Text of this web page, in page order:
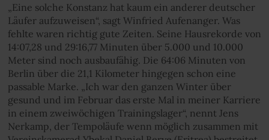
„Eine solche Konstanz hat kaum ein anderer deutscher
Läufer aufzuweisen“, sagt Winfried Aufenanger. Was
fehlte waren richtig gute Zeiten. Seine Hausrekorde von
14:07,28 und 29:16,77 Minuten über 5.000 und 10.000
Meter sind noch ausbaufähig. Die 64:06 Minuten von
Berlin über die 21,1 Kilometer hingegen schon eine
passable Marke. „Ich war den ganzen Winter über
gesund und im Februar das erste Mal in meiner Karriere
in einem zweiwöchigen Trainingslager“, nennt Jens
Nerkamp, der Tempoläufe wenn möglich zusammen mit